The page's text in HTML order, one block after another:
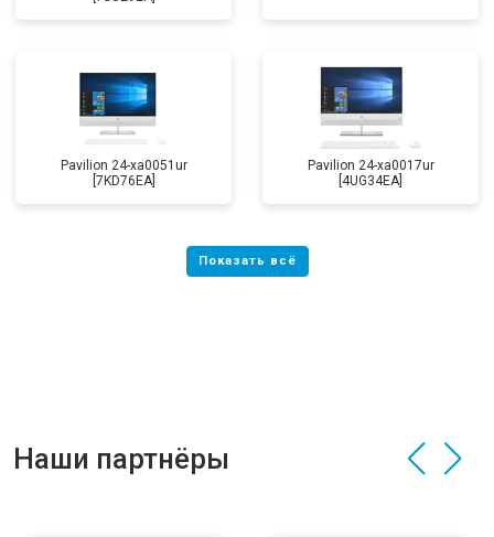
Pavilion 24-xa0051ur
[7KD76EA]
Pavilion 24-xa0017ur
[4UG34EA]
Наши партнёры